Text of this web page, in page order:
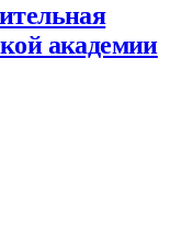
академии